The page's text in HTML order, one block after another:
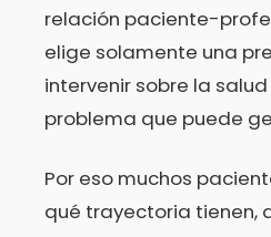
relación paciente-
elige solamente una
intervenir sobre la
problema que puede
Por eso muchos
qué trayectoria tienen,